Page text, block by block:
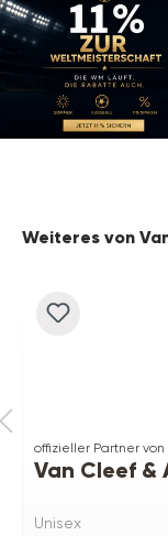
Produktgalerie
Weiteres von
offizieller Partner
Van Cleef &
Unisex